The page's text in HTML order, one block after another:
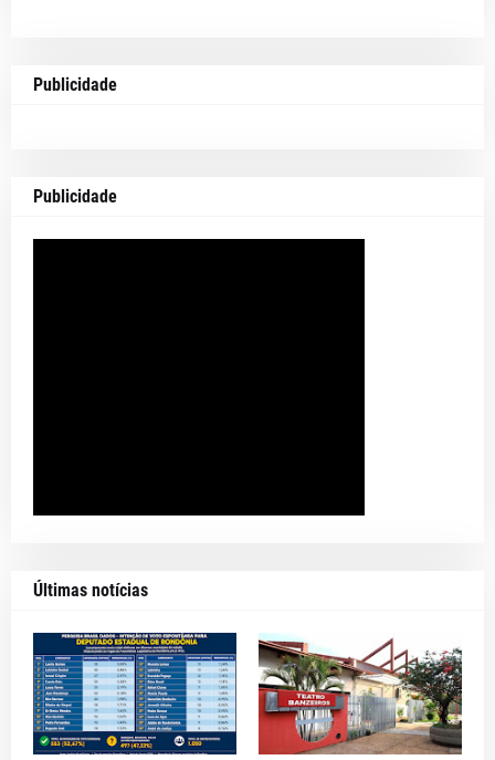
Publicidade
Publicidade
Últimas notícias